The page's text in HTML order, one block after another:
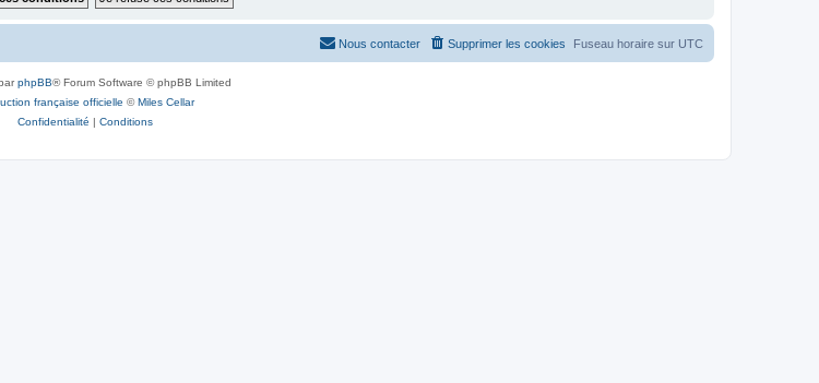
Fuseau horaire sur UTC
Supprimer les cookies
Nous contacter
phpBB® Forum Software © phpBB Limited
française officielle ©Miles Cellar
Confidentialité | Conditions